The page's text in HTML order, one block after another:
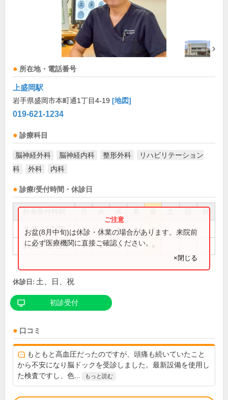
所在地・電話番号
上盛岡駅
岩手県盛岡市本町通1丁目4-19 [地図]
019-621-1234
診療科目
脳神経外科 脳神経内科 整形外科
リハビリテーション
科
外科 内科
診療/受付時間・休診日
祝
8:45～12:00 ● ● ● ● ●
14:00～17:15 ● ● ● ●
お盆(8月中旬)は休診・休業の場合があります。来院前
に必ず医療機関に直接ご確認ください。
×閉じる
休診日: 土、日、祝
初診受付
口コミ
もともと高血圧だったのですが、頭痛も続いていたこと
から不安になり脳ドックを受診しました。最新設備を使用し
た検査ですし、色...
もっと読む